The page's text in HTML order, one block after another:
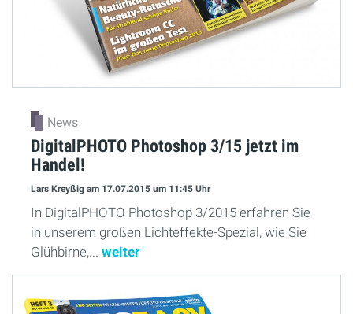
News
DigitalPHOTO Photoshop 3/15 jetzt im
Handel!
Lars Kreyßig am 17.07.2015 um 11:45 Uhr
In DigitalPHOTO Photoshop 3/2015 erfahren Sie
in unserem großen Lichteffekte-Spezial, wie Sie
Glühbirne,... weiter